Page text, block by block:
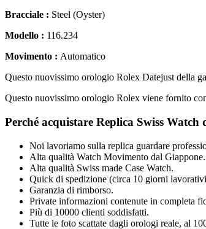
Bracciale : Steel (Oyster)
Modello : 116.234
Movimento : Automatico
Questo nuovissimo orologio Rolex Datejust della
Questo nuovissimo orologio Rolex viene fornito
Perché acquistare Replica Swiss Watch
Noi lavoriamo sulla replica guardare
Alta qualità Watch Movimento dal Giappone.
Alta qualità Swiss made Case Watch.
Quick di spedizione (circa 10 giorni
Garanzia di rimborso.
Private informazioni contenute in completa
Più di 10000 clienti soddisfatti.
Tutte le foto scattate dagli orologi reale, al